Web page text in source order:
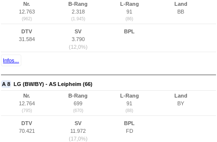
Nr.
12.763
(962)
B-Rang
2.318
(1.945)
L-Rang
91
(86)
Land
BB
DTV
31.584
SV
3.790
(12,0%)
BPL
Infos...
A 8 LG (BW/BY) - AS Leipheim (66)
Nr.
12.764
(795)
B-Rang
699
(670)
L-Rang
91
(88)
Land
BY
DTV
70.421
SV
11.972
(17,0%)
BPL
FD